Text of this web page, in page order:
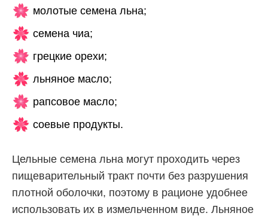
молотые семена льна;
семена чиа;
грецкие орехи;
льняное масло;
рапсовое масло;
соевые продукты.
Цельные семена льна могут проходить через
пищеварительный тракт почти без разрушения
плотной оболочки, поэтому в рационе удобнее
использовать их в измельченном виде. Льняное